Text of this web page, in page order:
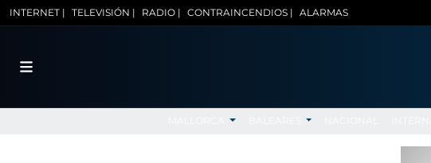
INTERNET | TELEVISIÓN | RADIO | CONTRAINCENDIOS | ALARMAS